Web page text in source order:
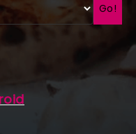
Go!